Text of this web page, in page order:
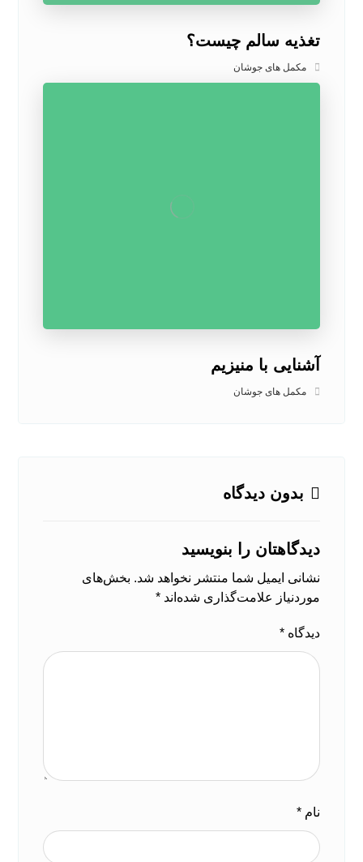
تغذیه سالم چیست؟
مکمل های جوشان
آشنایی با منیزیم
مکمل های جوشان
بدون دیدگاه
دیدگاهتان را بنویسید
نشانی ایمیل شما منتشر نخواهد شد. بخش‌های
موردنیاز علامت‌گذاری شده‌اند*
دیدگاه*
نام*